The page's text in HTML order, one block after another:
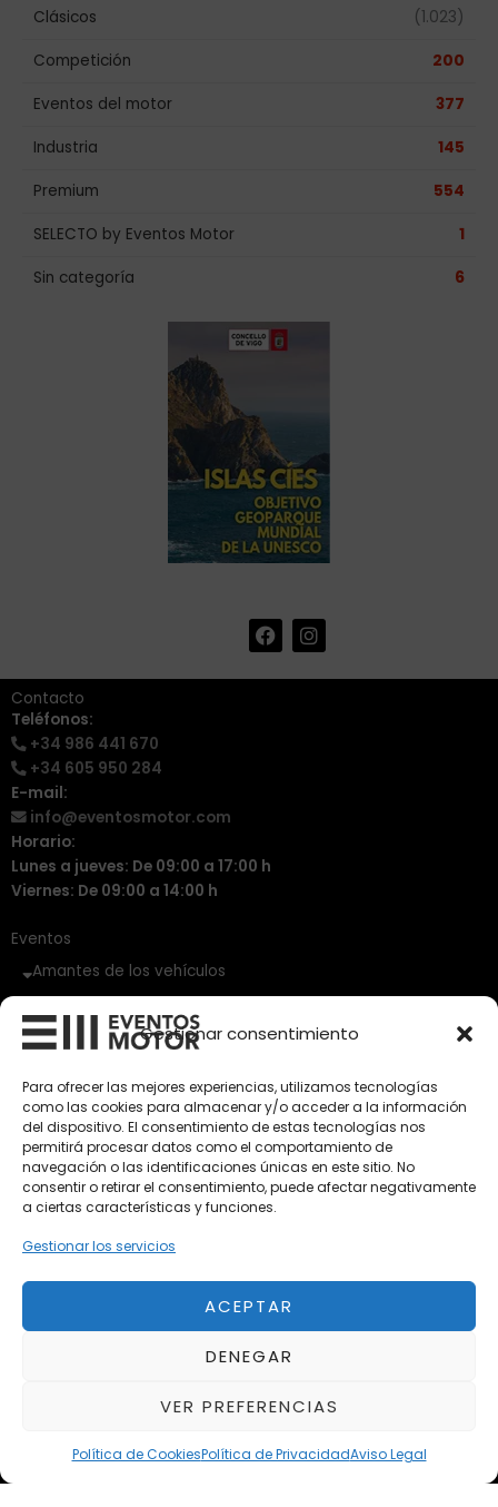
Gestionar consentimiento
Para ofrecer las mejores experiencias, utilizamos tecnologías
como las cookies para almacenar y/o acceder a la información
del dispositivo. El consentimiento de estas tecnologías nos
permitirá procesar datos como el comportamiento de
navegación o las identificaciones únicas en este sitio. No
consentir o retirar el consentimiento, puede afectar negativamente
a ciertas características y funciones.
Gestionar los servicios
ACEPTAR
DENEGAR
VER PREFERENCIAS
Política de CookiesPolítica de PrivacidadAviso Legal
Clásicos
(1.023)
Competición 200
Eventos del motor 377
Industria 145
Premium 554
SELECTO by Eventos Motor 1
Sin categoría 6
F
a
e
I
n
t
Contacto
Teléfonos:
+34 986 441 670
+34 605 950 284
E-mail:
info@eventosmotor.com
Horario:
Lunes a jueves: De 09:00 a 17:00 h
Viernes: De 09:00 a 14:00 h
Eventos
Amantes de los vehículos
Vehículos Clásicos
Vehículos de Ocasión
Próximos
Eclipse by SELECTO
Del 12/08/2026 al 12/08/2026
Del 02/10/2026 al 05/10/2026
Del 02/10/2026 al 05/10/2026